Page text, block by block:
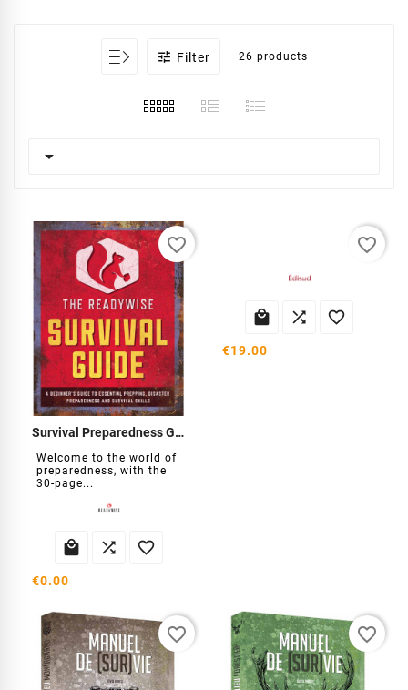
 Filter 26 products

Survival Preparedness Guide
Welcome to the world of
preparedness, with the
30-page...
  
€0.00
favorite_border
  
€19.00
favorite_border
favorite_border favorite_border